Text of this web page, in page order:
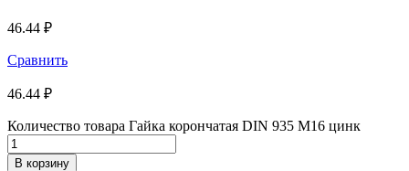
46.44 ₽
Сравнить
46.44 ₽
Количество товара Гайка корончатая DIN 935 М16 цинк
В корзину